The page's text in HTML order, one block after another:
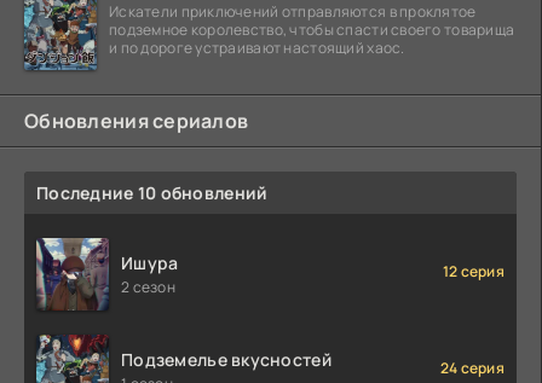
Искатели приключений отправляются в проклятое
подземное королевство, чтобы спасти своего товарища
и по дороге устраивают настоящий хаос.
Обновления сериалов
Последние 10 обновлений
Ишура
2 сезон
12 серия
Подземелье вкусностей 24 серия